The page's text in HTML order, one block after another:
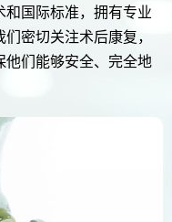
国际标准，拥有专业
密切关注术后康复，
们能够安全、完全地